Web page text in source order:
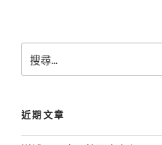
尋
字
:
近期文章